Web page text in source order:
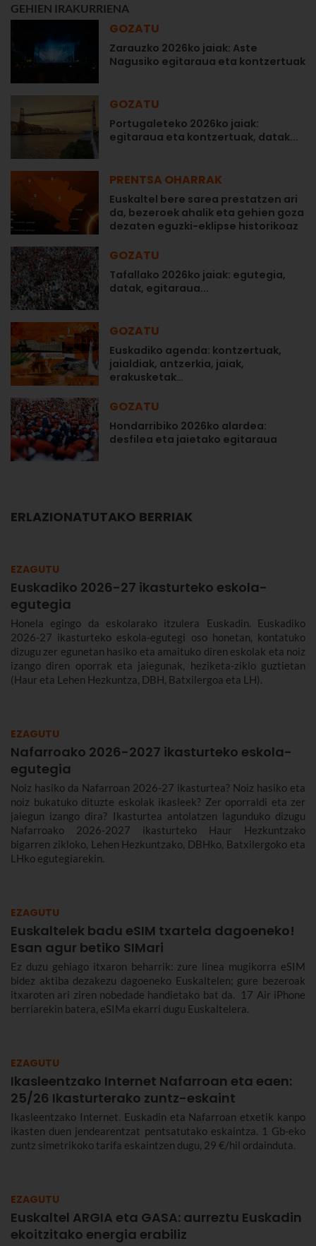
GEHIEN IRAKURRIENA
GOZATU
Zarauzko 2026ko jaiak: Aste
Nagusiko egitaraua eta kontzertuak
GOZATU
Portugaleteko 2026ko jaiak:
egitaraua eta kontzertuak, datak...
PRENTSA OHARRAK
Euskaltel bere sarea prestatzen ari
da, bezeroek ahalik eta gehien goza
dezaten eguzki-eklipse historikoaz
GOZATU
Tafallako 2026ko jaiak: egutegia,
datak, egitaraua...
GOZATU
Euskadiko agenda: kontzertuak,
jaialdiak, antzerkia, jaiak,
erakusketak…
GOZATU
Hondarribiko 2026ko alardea:
desfilea eta jaietako egitaraua
ERLAZIONATUTAKO BERRIAK
EZAGUTU
Euskadiko 2026-27 ikasturteko eskola-
egutegia
Honela egingo da eskolarako itzulera Euskadin. Euskadiko
2026-27 ikasturteko eskola-egutegi oso honetan, kontatuko
dizugu zer egunetan hasiko eta amaituko diren eskolak eta noiz
izango diren oporrak eta jaiegunak, heziketa-ziklo guztietan
(Haur eta Lehen Hezkuntza, DBH, Batxilergoa eta LH).
EZAGUTU
Nafarroako 2026-2027 ikasturteko eskola-
egutegia
Noiz hasiko da Nafarroan 2026-27 ikasturtea? Noiz hasiko eta
noiz bukatuko dituzte eskolak ikasleek? Zer oporraldi eta zer
jaiegun izango dira? Ikasturtea antolatzen lagunduko dizugu
Nafarroako 2026-2027 ikasturteko Haur Hezkuntzako
bigarren zikloko, Lehen Hezkuntzako, DBHko, Batxilergoko eta
LHko egutegiarekin.
EZAGUTU
Euskaltelek badu eSIM txartela dagoeneko!
Esan agur betiko SIMari
Ez duzu gehiago itxaron beharrik: zure linea mugikorra eSIM
bidez aktiba dezakezu dagoeneko Euskaltelen; gure bezeroak
itxaroten ari ziren nobedade handietako bat da. 17 Air iPhone
berriarekin batera, eSIMa ekarri dugu Euskaltelera.
EZAGUTU
Ikasleentzako Internet Nafarroan eta eaen:
25/26 Ikasturterako zuntz-eskaint
Ikasleentzako Internet. Euskadin eta Nafarroan etxetik kanpo
ikasten duen jendearentzat pentsatutako eskaintza. 1 Gb-eko
zuntz simetrikoko tarifa eskaintzen dugu, 29 €/hil ordainduta.
EZAGUTU
Euskaltel ARGIA eta GASA: aurreztu Euskadin
ekoitzitako energia erabiliz